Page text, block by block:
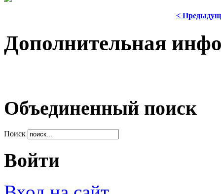
<
Дополнительная
Объединенный поиск
Поиск
Войти